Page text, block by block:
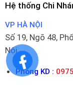
Hệ thống Chi
VP HÀ NỘI
Số 19, Ngõ 48,
Nội
Phòng KD :